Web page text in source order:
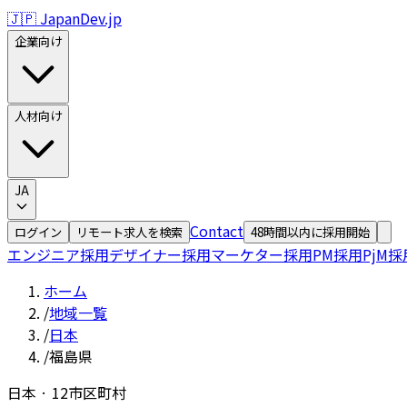
🇯🇵 JapanDev.jp
企業向け
人材向け
JA
ログイン リモート求人を検索 Contact 48時間以内に採用開始
エンジニア採用デザイナー採用マーケター採用PM採用PjM採
ホーム
/地域一覧
/日本
/福島県
日本 · 12市区町村